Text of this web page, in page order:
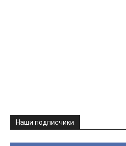
Наши подписчики